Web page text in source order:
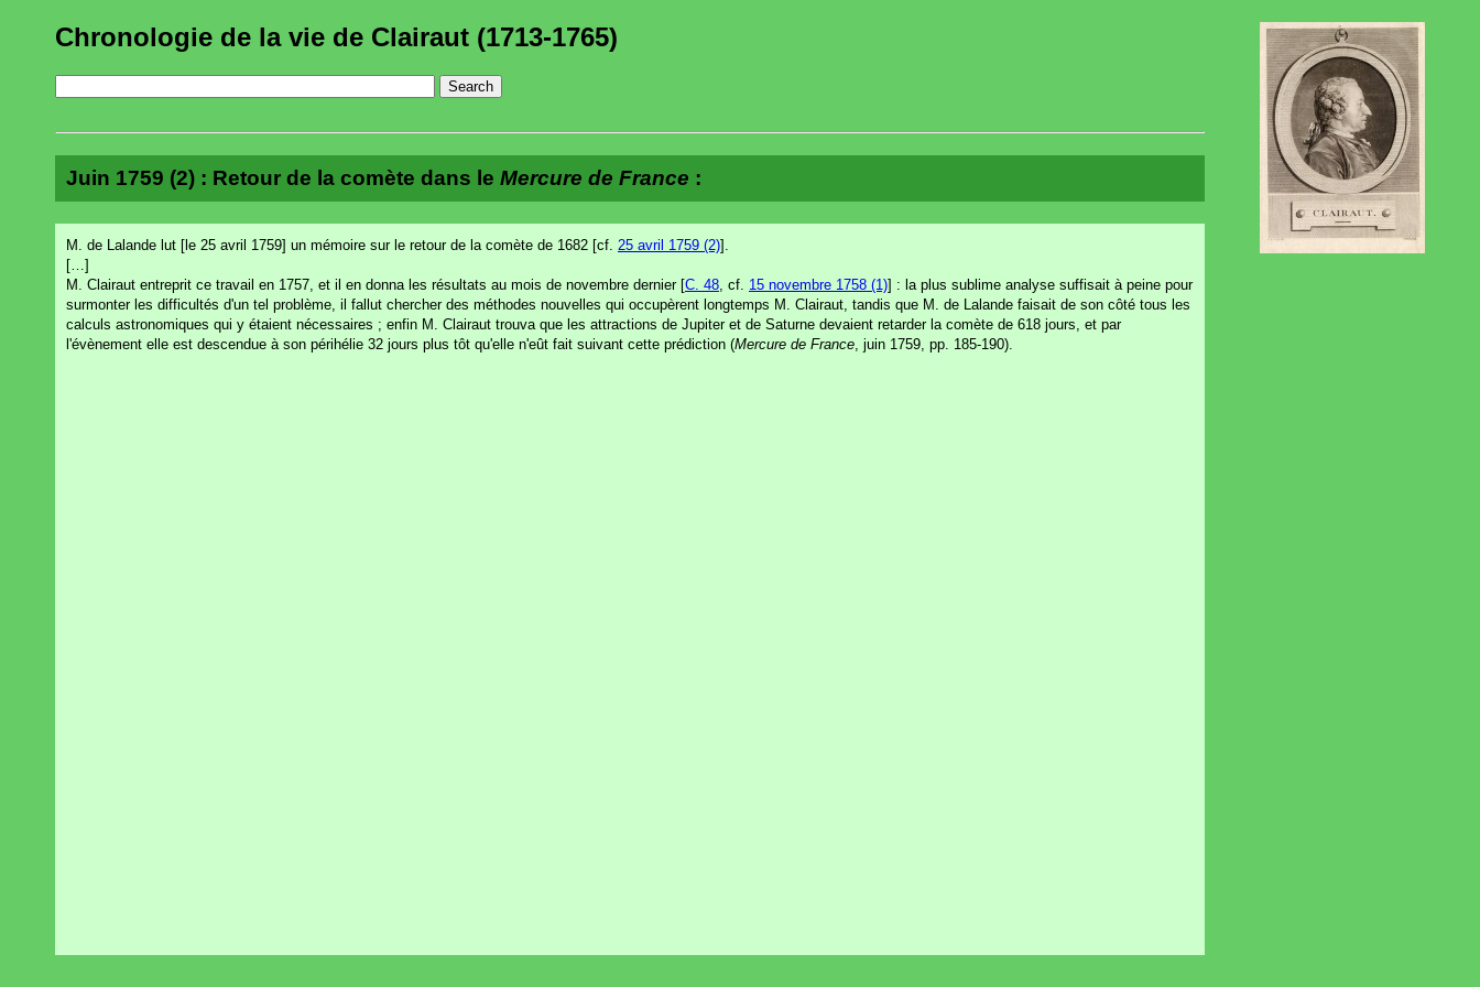
Chronologie de la vie de Clairaut (1713-1765)
Juin 1759 (2) : Retour de la comète dans le Mercure de France :
M. de Lalande lut [le 25 avril 1759] un mémoire sur le retour de la comète de 1682 [cf. 25 avril 1759 (2)].
[…]
M. Clairaut entreprit ce travail en 1757, et il en donna les résultats au mois de novembre dernier [C. 48 , cf. 15 novembre 1758 (1)] : la plus sublime analyse suffisait à peine pour
surmonter les difficultés d'un tel problème, il fallut chercher des méthodes nouvelles qui occupèrent longtemps M. Clairaut, tandis que M. de Lalande faisait de son côté tous les
calculs astronomiques qui y étaient nécessaires ; enfin M. Clairaut trouva que les attractions de Jupiter et de Saturne devaient retarder la comète de 618 jours, et par
l'évènement elle est descendue à son périhélie 32 jours plus tôt qu'elle n'eût fait suivant cette prédiction (Mercure de France , juin 1759, pp. 185-190).